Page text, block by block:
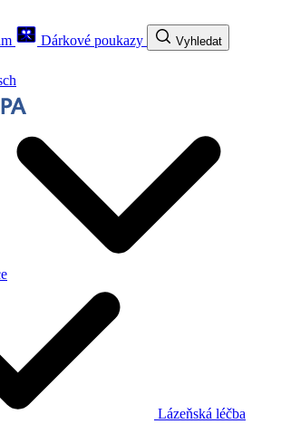
Dárkové poukazy Vyhledat
Lázeňská léčba